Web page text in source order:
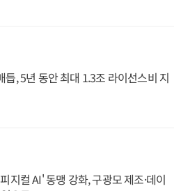
, 5년 동안 최대 1.3조 라이선스비 지
지컬 AI' 동맹 강화, 구광모 제조·데이